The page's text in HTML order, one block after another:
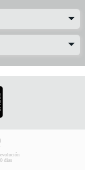
días